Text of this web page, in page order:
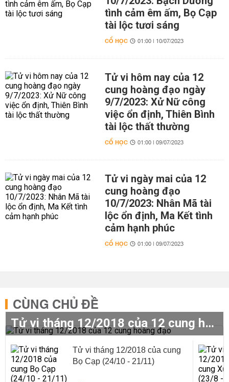
tình cảm êm ấm, Bọ Cạp
tài lộc tươi sáng
CỔ HỌC 01:00 | 10/07/2023
Tử vi hôm nay của 12
cung hoàng đạo ngày
9/7/2023: Xử Nữ công
việc ổn định, Thiên Bình
tài lộc thất thường
CỔ HỌC 01:00 | 09/07/2023
Tử vi ngày mai của 12
cung hoàng đạo
10/7/2023: Nhân Mã tài
lộc ổn định, Ma Kết tình
cảm hạnh phúc
CỔ HỌC 01:00 | 09/07/2023
CÙNG CHỦ ĐỀ
Tử vi tháng 12/2018 của 12 cung hoàng đạo
Tử vi tháng 12/2018 của cung
Bọ Cạp (24/10 - 21/11)